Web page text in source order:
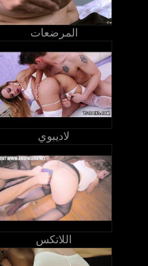
المرضعات
لاديبوي
اللاتكس